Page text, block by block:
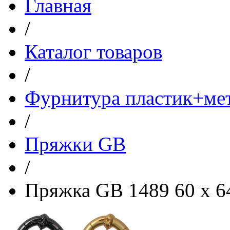
Главная
/
Каталог товаров
/
Фурнитура
/
Пряжки GB
/
Пряжка GB 1489 60 x